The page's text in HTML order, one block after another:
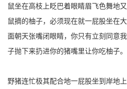
鼠坐在高枝上眨巴着眼睛眉飞色舞地
鼠摘的柚子，必须现在就一屁股坐在
面朝天张嘴闭眼睛，你只有立刻同意
子抛下来扔进你的猪嘴里让你吃柚子
野猪连忙极其配合地一屁股坐到岸地